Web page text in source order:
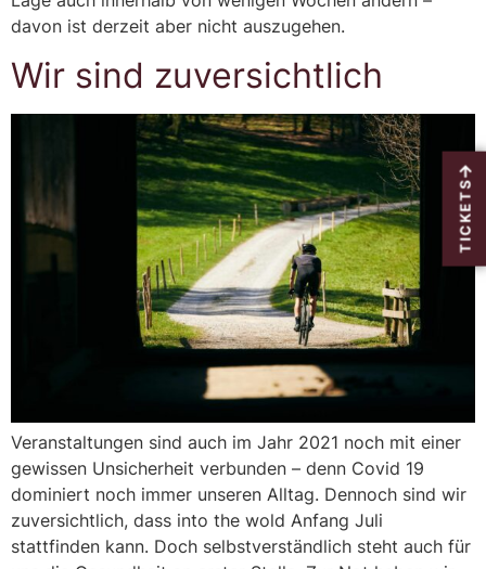
TICKETS
davon ist derzeit aber nicht auszugehen.
Wir sind zuversichtlich
Veranstaltungen sind auch im Jahr 2021 noch mit einer
gewissen Unsicherheit verbunden – denn Covid 19
dominiert noch immer unseren Alltag. Dennoch sind wir
zuversichtlich, dass into the wold Anfang Juli
stattfinden kann. Doch selbstverständlich steht auch für